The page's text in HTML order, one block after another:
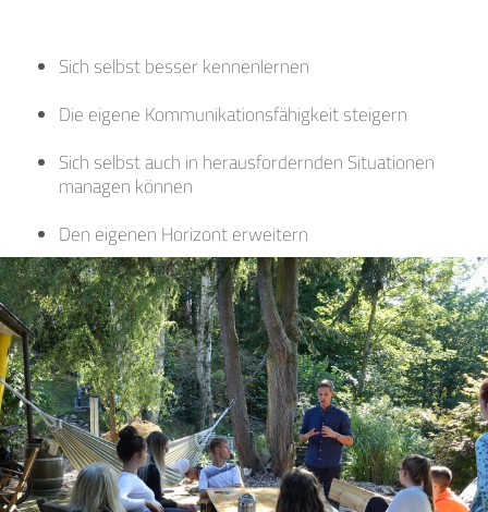
Sich selbst besser kennenlernen
Die eigene Kommunikationsfähigkeit steigern
Sich selbst auch in herausfordernden Situationen
managen können
Den eigenen Horizont erweitern